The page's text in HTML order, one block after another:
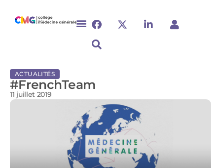
ACTUALITÉS
#FrenchTeam
11 juillet 2019